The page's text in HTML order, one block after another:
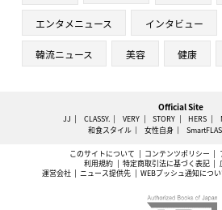
エンタメニュース インタビュー
韓流ニュース 美容 健康
Official Site
JJ CLASSY. VERY STORY HERS
和食スタイル
女性自身
このサイトについて コンテンツポリシー
利用規約
特定商取引法に基づく表記
運営会社
ニュース提供先 WEBプッシュ通知につ